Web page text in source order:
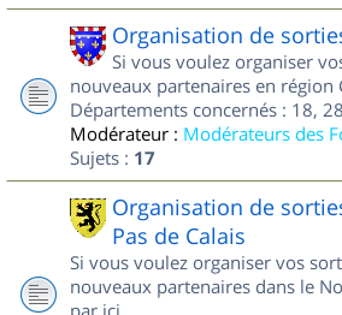
Organisation de
Si vous voulez organiser
nouveaux partenaires en région
Départements concernés : 18,
Modérateur : Modérateurs des
Sujets : 17
Organisation de
Pas de Calais
Si vous voulez organiser vos
nouveaux partenaires dans le
par ici.